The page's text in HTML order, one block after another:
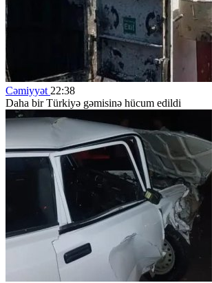
Cəmiyyət 22:38
Daha bir Türkiyə gəmisinə hücum edildi